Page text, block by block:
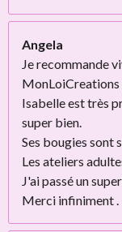
Angela
Je recommande
MonLoiCreations
Isabelle est très
super bien.
Ses bougies sont
Les ateliers
J'ai passé un
Merci infiniment .